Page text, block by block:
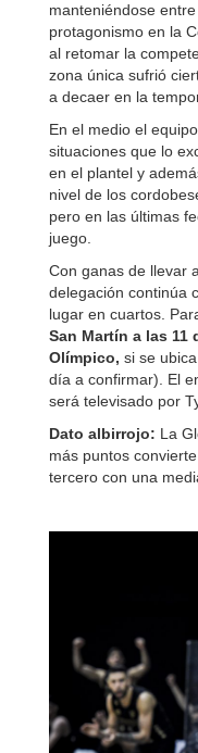
manteniéndose
protagonismo en la
al retomar la
zona única sufrió
a decaer en la
En el medio el
situaciones que lo
en el plantel y
nivel de los
pero en las últimas
juego.
Con ganas de llevar
delegación continúa
lugar en cuartos.
San Martín a las 11
Olímpico, si se
día a confirmar). El
será televisado por
Dato albirrojo: La
más puntos
tercero con una